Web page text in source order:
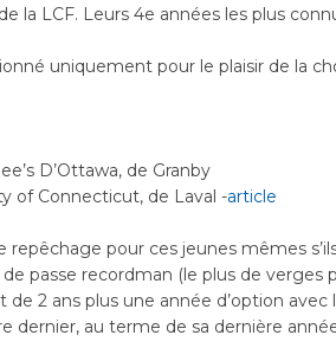
la LCF. Leurs 4e années les plus
uniquement pour le plaisir de la
D’Ottawa, de Granby
of Connecticut, de Laval -article
pour ces jeunes mêmes
passe recordman (le plus de verges
de 2 ans plus une année d’option
dernier, au terme de sa dernière